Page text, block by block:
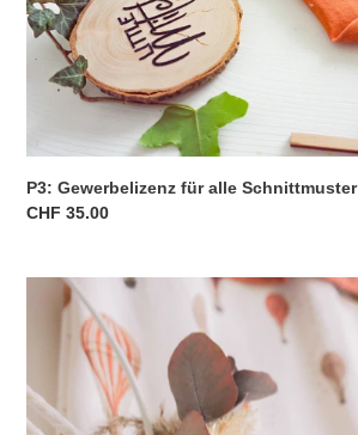
P3: Gewerbelizenz für alle Schnittmuster
Normaler
CHF 35.00
Gewerbelizenz
Schnittmuster